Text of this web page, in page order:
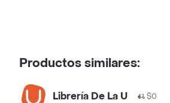
Productos similares:
Librería De La U $0